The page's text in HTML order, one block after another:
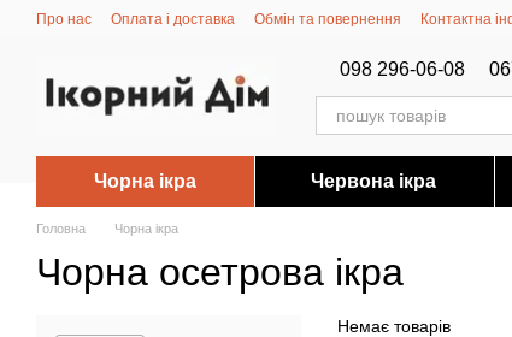
Перейти до основного контенту
Про нас Оплата і доставка Обмін та повернення Контактна
098 296-06-08
Чорна ікра Червона ікра
Головна Чорна ікра
Чорна осетрова ікра
Немає товарів